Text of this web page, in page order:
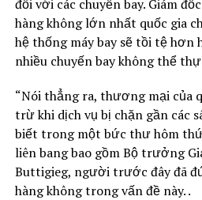
đối với các chuyến bay. Giám
hàng không lớn nhất quốc gia
hệ thống máy bay sẽ tồi tệ hơn
nhiều chuyến bay không thể
“Nói thẳng ra, thương mại của
trừ khi dịch vụ bị chặn gần các
biết trong một bức thư hôm
liên bang bao gồm Bộ trưởng
Buttigieg, người trước đây đã
hàng không trong vấn đề này. .